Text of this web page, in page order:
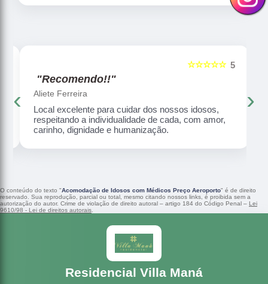
5
☆☆☆☆☆
"Recomendo!!"
Aliete Ferreira
Local excelente para cuidar dos nossos idosos,
respeitando a individualidade de cada, com amor,
carinho, dignidade e humanização.
‹ ›
O conteúdo do texto "Acomodação de Idosos com Médicos Preço Aeroporto" é de direito
reservado. Sua reprodução, parcial ou total, mesmo citando nossos links, é proibida sem a
autorização do autor. Crime de violação de direito autoral – artigo 184 do Código Penal – Lei
9610/98 - Lei de direitos autorais
Residencial Villa Maná